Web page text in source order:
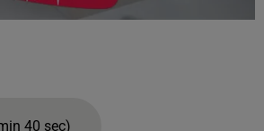
40 sec)